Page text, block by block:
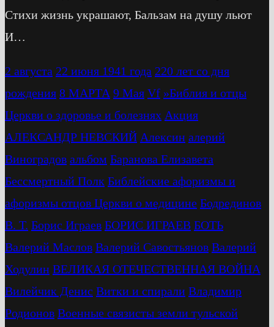
Стихи жизнь украшают, Бальзам на душу льют
И…
2 августа 22 июня 1941 года 220 лет со дня
рождения 8 МАРТА 9 Мая Vf »Библия и отцы
Церкви о здоровье и болезнях Акция
АЛЕКСАНДР НЕВСКИЙ Алексин алерий
Виноградов альбом Баранова Елизавета
Бессмертный Полк Библейские афоризмы и
афоризмы отцов Церкви о медицине Бодрединов
В. Т. Бориc Играев БОРИС ИГРАЕВ БОТЬ
Валерий Маслов Валерий Савостьянов Валерий
Ходулин ВЕЛИКАЯ ОТЕЧЕСТВЕННАЯ ВОЙНА
Вилейчик Денис Витки и спирали Владимир
Родионов Военные связисты земли тульской